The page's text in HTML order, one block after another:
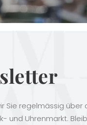
Sie regelmässig über
und Uhrenmarkt.